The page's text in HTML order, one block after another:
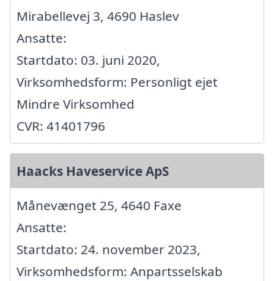
Mirabellevej 3, 4690 Haslev
Ansatte:
Startdato: 03. juni 2020,
Virksomhedsform: Personligt ejet
Mindre Virksomhed
CVR: 41401796
Haacks Haveservice ApS
Månevænget 25, 4640 Faxe
Ansatte:
Startdato: 24. november 2023,
Virksomhedsform: Anpartsselskab